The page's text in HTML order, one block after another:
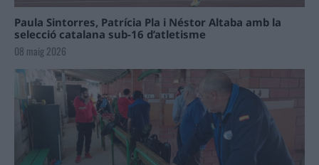
Paula Sintorres, Patrícia Pla i Néstor Altaba amb la
selecció catalana sub-16 d’atletisme
08 maig 2026